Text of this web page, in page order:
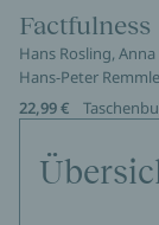
Factfulness
Hans Rosling,
Hans-Peter
22,99 €